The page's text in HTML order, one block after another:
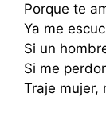
Porque te
Ya me
Si un
Si me
Traje mujer,